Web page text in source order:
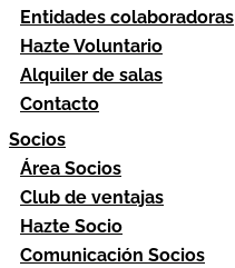
Entidades colaboradoras
Hazte Voluntario
Alquiler de salas
Contacto
Socios
Área Socios
Club de ventajas
Hazte Socio
Comunicación Socios